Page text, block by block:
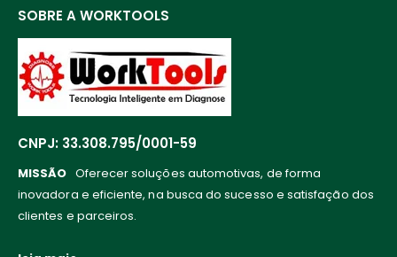
SOBRE A WORKTOOLS
CNPJ: 33.308.795/0001-59
MISSÃO Oferecer soluções automotivas, de forma
inovadora e eficiente, na busca do sucesso e satisfação dos
clientes e parceiros.